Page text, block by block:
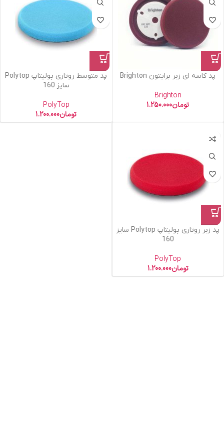
پد کاسه ای زبر برایتون Brighton
Brighton
تومان1.250.000
پد متوسط روتاری پولیتاپ Polytop
سایز 160
PolyTop
تومان1.200.000
پد زبر روتاری پولیتاپ Polytop سایز
160
PolyTop
تومان1.200.000